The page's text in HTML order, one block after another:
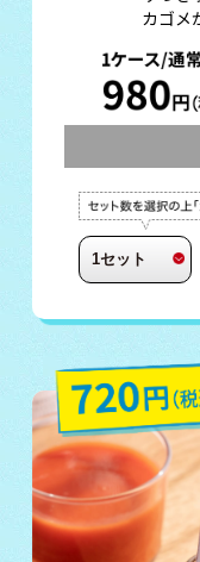
カゴメ